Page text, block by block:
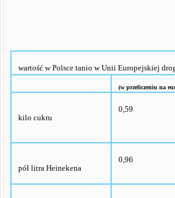
wartość w Polsce tanio w Unii Europejskiej
(w przeliczeniu na
kilo cukru
0,59
pół litra Heinekena
0,96